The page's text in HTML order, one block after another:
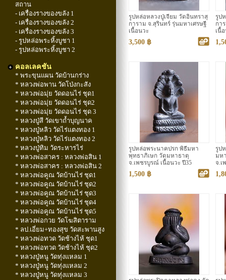
สถาน
- เครื่องรางของขลัง 1
- เครื่องรางของขลัง 2
- เครื่องรางของขลัง 3
- รูปหล่อพระหิ้งบูชา 1
- รูปหล่อพระหิ้งบูชา 2
คอลเลคชัน
* พระขุนแผน วัดบ้านกร่าง
* หลวงพ่อพาน วัดโป่งกะสัง
* หลวงพ่อมุ่ย วัดดอนไร่ ชุด1
* หลวงพ่อมุ่ย วัดดอนไร่ ชุด2
* หลวงพ่อมุ่ย วัดดอนไร่ ชุด 3
* หลวงปู่สี วัดเขาถ้ำบุญนาค
* หลวงปู่หลิว วัดไร่แตงทอง 1
* หลวงปู่หลิว วัดไร่แตงทอง 2
* หลวงปู่ทิม วัดระหารไร่
* หลวงพ่อสาคร : หลวงพ่อสิน 1
* หลวงพ่อสาคร : หลวงพ่อสิน 2
* หลวงพ่อคูณ วัดบ้านไร่ ชุด1
* หลวงพ่อคูณ วัดบ้านไร่ ชุด2
* หลวงพ่อคูณ วัดบ้านไร่ ชุด3
* หลวงพ่อคูณ วัดบ้านไร่ ชุด4
* หลวงพ่อคูณ วัดบ้านไร่ ชุด5
* หลวงพ่อกวย วัดโฆสิตาราม
* ลป.เอี่ยม+ทองสุข วัดสะพานสูง
* หลวงพ่อทวด วัดช้างไห้ ชุด1
* หลวงพ่อทวด วัดช้างไห้ ชุด2
* หลวงปู่หนู วัดทุ่งแหลม 1
* หลวงปู่หนู วัดทุ่งแหลม 2
* หลวงปู่หนู วัดทุ่งแหลม 3
รูปหล่อหลวงปู่เจียม วัดอินทราสุ
การาม จ.สุรินทร์ รุ่นมหาเศรษฐี
เนื้อนวะ
3,500 ฿
รูป
กา
เนื้
รูปหล่อพระนาคปรก พิธีมหา
พุทธาภิเษก วัดมหาธาตุ
จ.เพชรบูรณ์ เนื้อนวะ ปี35
1,500 ฿
รูป
มห
จ.เ